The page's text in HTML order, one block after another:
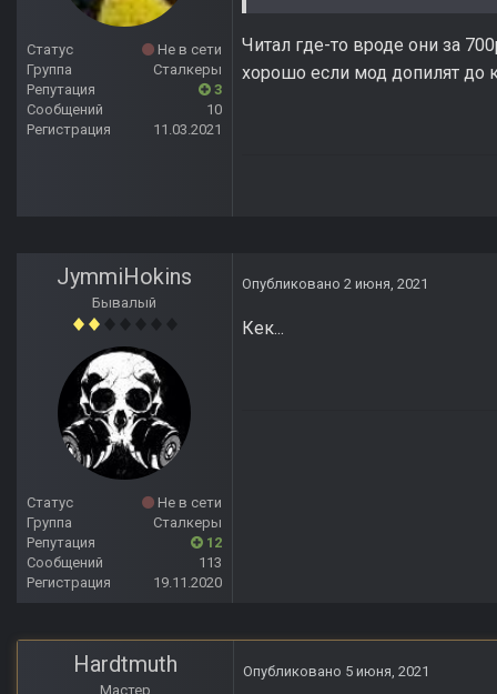
Статус
Не в сети
Группа
Сталкеры
Репутация
3
Сообщений
10
Регистрация
11.03.2021
Читал где-то вроде они за
хорошо если мод допилят до
JymmiHokins
Бывалый
Статус
Не в сети
Группа
Сталкеры
Репутация
12
Сообщений
113
Регистрация
19.11.2020
Опубликовано 2 июня, 2021
Кек...
Hardtmuth
Мастер
Опубликовано 5 июня, 2021